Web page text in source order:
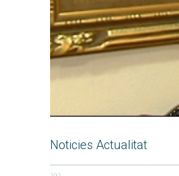
Noticies Actualitat